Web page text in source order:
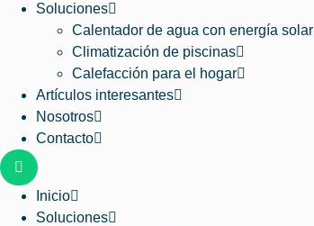
Soluciones
Calentador de agua con energía solar
Climatización de piscinas
Calefacción para el hogar
Artículos interesantes
Nosotros
Contacto
Inicio
Soluciones